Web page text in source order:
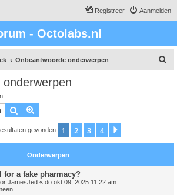
Aanmelden
Registreer
- Octolabs.nl
Onbeantwoorde onderwerpen
Zoek
gevonden 1 2 3 4
Onderwerpen
for a fake pharmacy?
JamesJed « do okt 09, 2025 11:22 am